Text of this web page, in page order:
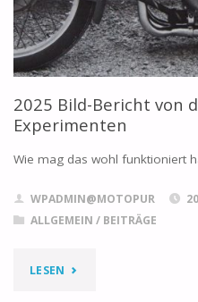
2025 Bild-Bericht von
Experimenten
Wie mag das wohl funktioniert
WPADMIN@MOTOPUR
ALLGEMEIN / BEITRÄGE
LESEN "2025